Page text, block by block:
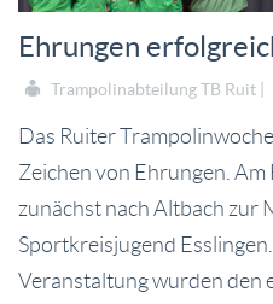
Ehrungen
Trampolinabteilung TB Ruit |
Das Ruiter
Zeichen von Ehrungen. Am
zunächst nach Altbach zur
Sportkreisjugend
Veranstaltung wurden den